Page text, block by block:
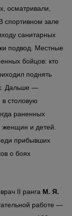
осматривали,
спортивном зале
санитарных
подвод. Местные
бойцов: кто
поднять
Дальше —
в столовую
раненных
женщин и детей.
прибывших
о боях
II ранга М. Я.
работе —